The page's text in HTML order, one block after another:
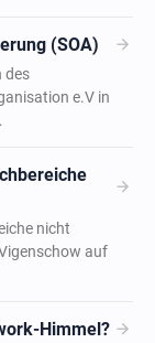
(SOA) arrow_forward
des
e.V in
arrow_forward
nicht
auf
Himmel? arrow_forward